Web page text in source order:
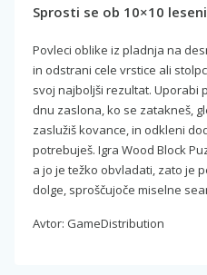
Sprosti se ob 10×10
Povleci oblike iz pladnja na
in odstrani cele vrstice ali
svoj najboljši rezultat. Uporabi
dnu zaslona, ko se zatakneš,
zaslužiš kovance, in odkleni
potrebuješ. Igra Wood Block
a jo je težko obvladati, zato je
dolge, sproščujoče miselne
Avtor: GameDistribution